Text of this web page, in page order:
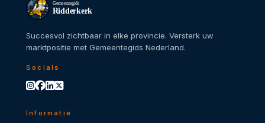
Gemeentegids
Ridderkerk
Succesvol zichtbaar in elke provincie. Versterk uw
marktpositie met Gemeentegids Nederland.
Socials
Informatie